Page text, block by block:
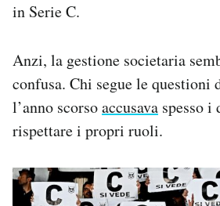
in Serie C.
Anzi, la gestione societaria
confusa. Chi segue le questioni
l’anno scorsoaccusava spesso
rispettare i propri ruoli.